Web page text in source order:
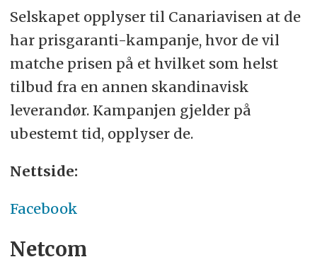
Selskapet opplyser til Canariavisen at de
har prisgaranti-kampanje, hvor de vil
matche prisen på et hvilket som helst
tilbud fra en annen skandinavisk
leverandør. Kampanjen gjelder på
ubestemt tid, opplyser de.
Nettside:
Facebook
Netcom